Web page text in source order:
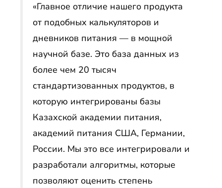
«Главное отличие нашего продукта
от подобных калькуляторов и
дневников питания — в мощной
научной базе. Это база данных из
более чем 20 тысяч
стандартизованных продуктов, в
которую интегрированы базы
Казахской академии питания,
академий питания США, Германии,
России. Мы это все интегрировали и
разработали алгоритмы, которые
позволяют оценить степень